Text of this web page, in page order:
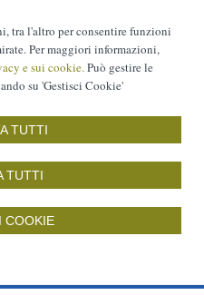
tra l'altro per consentire funzioni
Per maggiori informazioni,
e sui cookie.Può gestire le
su 'Gestisci Cookie'
TUTTI
TUTTI
COOKIE